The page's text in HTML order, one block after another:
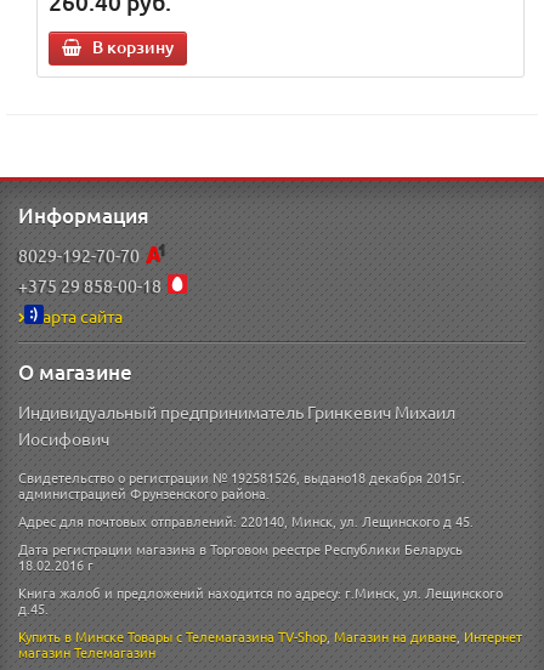
В корзину
Информация
8029-192-70-70
+375 29 858-00-18
Карта сайта
О магазине
Индивидуальный предприниматель Гринкевич Михаил
Иосифович
Свидетельство о регистрации № 192581526, выдано18 декабря 2015г.
администрацией Фрунзенского района.
Адрес для почтовых отправлений: 220140, Минск, ул. Лещинского д 45.
Дата регистрации магазина в Торговом реестре Республики Беларусь
18.02.2016 г
Книга жалоб и предложений находится по адресу: г.Минск, ул. Лещинского
д.45.
Купить в МинскеТовары с Телемагазина TV-Shop,Магазин на диване,Интернет
магазинТелемагазин